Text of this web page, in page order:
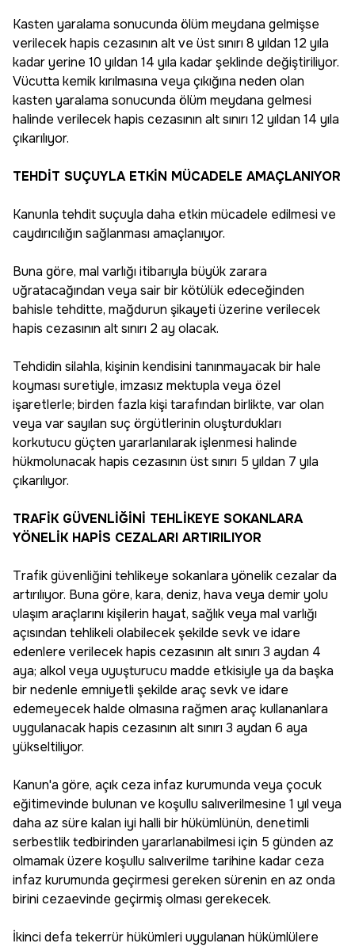
Kasten yaralama sonucunda ölüm meydana gelmişse
verilecek hapis cezasının alt ve üst sınırı 8 yıldan 12 yıla
kadar yerine 10 yıldan 14 yıla kadar şeklinde değiştiriliyor.
Vücutta kemik kırılmasına veya çıkığına neden olan
kasten yaralama sonucunda ölüm meydana gelmesi
halinde verilecek hapis cezasının alt sınırı 12 yıldan 14 yıla
çıkarılıyor.
TEHDİT SUÇUYLA ETKİN MÜCADELE AMAÇLANIYOR
Kanunla tehdit suçuyla daha etkin mücadele edilmesi ve
caydırıcılığın sağlanması amaçlanıyor.
Buna göre, mal varlığı itibarıyla büyük zarara
uğratacağından veya sair bir kötülük edeceğinden
bahisle tehditte, mağdurun şikayeti üzerine verilecek
hapis cezasının alt sınırı 2 ay olacak.
Tehdidin silahla, kişinin kendisini tanınmayacak bir hale
koyması suretiyle, imzasız mektupla veya özel
işaretlerle; birden fazla kişi tarafından birlikte, var olan
veya var sayılan suç örgütlerinin oluşturdukları
korkutucu güçten yararlanılarak işlenmesi halinde
hükmolunacak hapis cezasının üst sınırı 5 yıldan 7 yıla
çıkarılıyor.
TRAFİK GÜVENLİĞİNİ TEHLİKEYE SOKANLARA
YÖNELİK HAPİS CEZALARI ARTIRILIYOR
Trafik güvenliğini tehlikeye sokanlara yönelik cezalar da
artırılıyor. Buna göre, kara, deniz, hava veya demir yolu
ulaşım araçlarını kişilerin hayat, sağlık veya mal varlığı
açısından tehlikeli olabilecek şekilde sevk ve idare
edenlere verilecek hapis cezasının alt sınırı 3 aydan 4
aya; alkol veya uyuşturucu madde etkisiyle ya da başka
bir nedenle emniyetli şekilde araç sevk ve idare
edemeyecek halde olmasına rağmen araç kullananlara
uygulanacak hapis cezasının alt sınırı 3 aydan 6 aya
yükseltiliyor.
Kanun'a göre, açık ceza infaz kurumunda veya çocuk
eğitimevinde bulunan ve koşullu salıverilmesine 1 yıl veya
daha az süre kalan iyi halli bir hükümlünün, denetimli
serbestlik tedbirinden yararlanabilmesi için 5 günden az
olmamak üzere koşullu salıverilme tarihine kadar ceza
infaz kurumunda geçirmesi gereken sürenin en az onda
birini cezaevinde geçirmiş olması gerekecek.
İkinci defa tekerrür hükümleri uygulanan hükümlülere